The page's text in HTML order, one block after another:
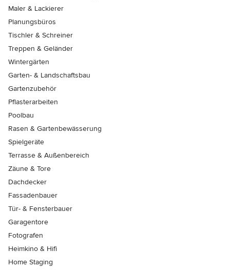
Maler & Lackierer
Planungsbüros
Tischler & Schreiner
Treppen & Geländer
Wintergärten
Garten- & Landschaftsbau
Gartenzubehör
Pflasterarbeiten
Poolbau
Rasen & Gartenbewässerung
Spielgeräte
Terrasse & Außenbereich
Zäune & Tore
Dachdecker
Fassadenbauer
Tür- & Fensterbauer
Garagentore
Fotografen
Heimkino & Hifi
Home Staging